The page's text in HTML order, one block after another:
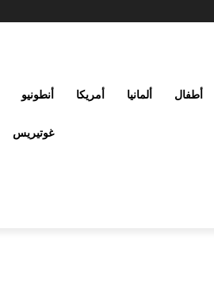
أطفال ألمانيا أمريكا أنطونيو
غوتيريس